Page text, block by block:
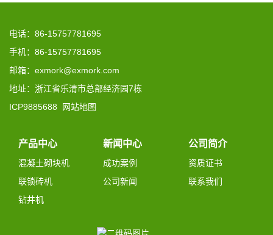
电话：86-15757781695
手机：86-15757781695
邮箱：exmork@exmork.com
地址：浙江省乐清市总部经济园7栋
ICP9885688
网站地图
产品中心
混凝土砌块机
联锁砖机
钻井机
新闻中心
成功案例
公司新闻
公司简介
资质证书
联系我们